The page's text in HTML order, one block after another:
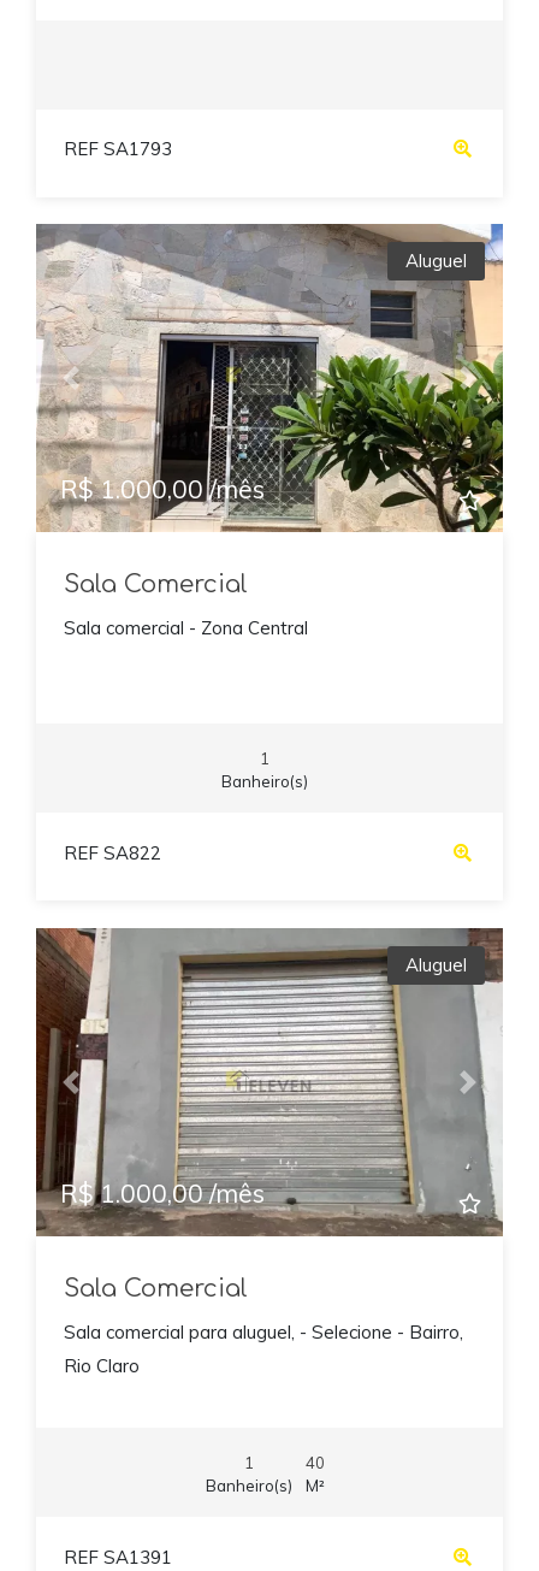
REF SA1793
Previous Next
Aluguel
R$ 1.000,00 /mês
Sala Comercial
Sala comercial - Zona Central
1
Banheiro(s)
REF SA822
Previous Next
Aluguel
R$ 1.000,00 /mês
Sala Comercial
Sala comercial para aluguel, - Selecione - Bairro,
Rio Claro
1
Banheiro(s)
40
M²
REF SA1391